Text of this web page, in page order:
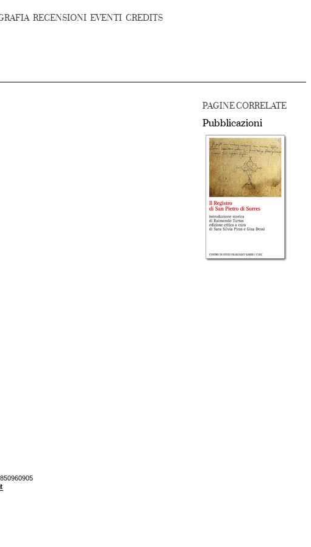
RECENSIONI EVENTI CREDITS
PAGINE CORRELATE
Pubblicazioni